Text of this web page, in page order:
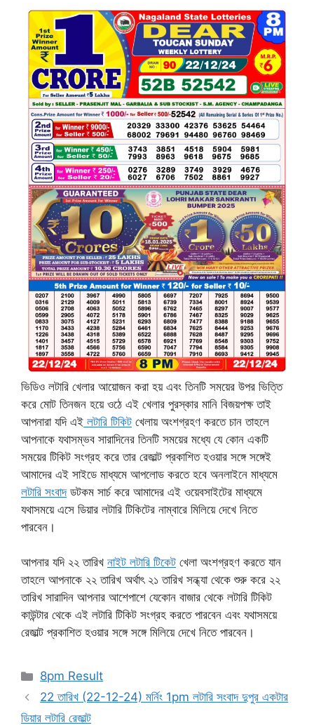
ভিডিও লটারি খেলার আয়োজন করা হয় এবং তিনটি সময়ের উপর ভিত্তি
করে মোট তিনজন হয়ে ওঠে এই খেলার পুরস্কার মানি বিজয়পক্ষ তাই
আপনারা যদি এই লটারি টিকিট খেলায় অংশগ্রহণ করতে চান তাহলে
আপনাকে যথাসম্ভব সারাদিনের তিনটি সময়ের মধ্যে যে কোন একটি
সময়ের টিকিট সংগ্রহ করে তার রেজাল্ট প্রকাশিত হওয়ার সঙ্গে সঙ্গেই
আমাদের এই সাইডে মাধ্যমে আপলোড করতে হবে অনলাইনে মাধ্যমে
লটারি সংবাদডটকম সার্চ করে আমাদের এই ওয়েবসাইটের মাধ্যমে
যথাসময়ে এসে ডিয়ার লটারি টিকিটের নাম্বারে মিলিয়ে দেখে নিতে
পারবেন।
আপনার যদি ২২ তারিখ নাইট লটারি টিকেট খেলা অংশগ্রহণ করতে যান
তাহলে আপনাকে ২২ তারিখ অর্থাৎ ২১ তারিখ সন্ধ্যা থেকে শুরু করে ২২
তারিখ সারাদিন আপনার আশেপাশে যেকোন বাজার থেকে লটারি টিকিট
কাউন্টার থেকে এই লটারি টিকিট সংগ্রহ করতে পারবেন এবং যথাসময়ে
রেজাল্ট প্রকাশিত হওয়ার সঙ্গে সঙ্গে মিলিয়ে দেখে নিতে পারবেন।
Categories
8pm Result
22 তারিখ (22-12-24) মর্নিং 1pm লটারি সংবাদ দুপুর একটার
ডিয়ার লটারি রেজাল্ট